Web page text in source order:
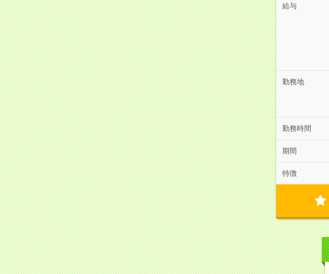
給与
勤務地
勤務時間
期間
特徴